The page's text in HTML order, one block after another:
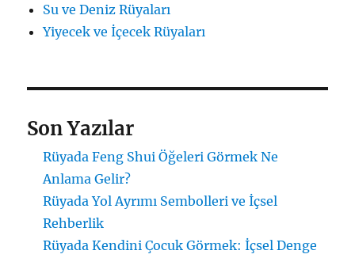
Su ve Deniz Rüyaları
Yiyecek ve İçecek Rüyaları
Son Yazılar
Rüyada Feng Shui Öğeleri Görmek Ne
Anlama Gelir?
Rüyada Yol Ayrımı Sembolleri ve İçsel
Rehberlik
Rüyada Kendini Çocuk Görmek: İçsel Denge